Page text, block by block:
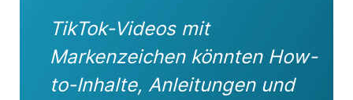
TikTok-Videos mit
Markenzeichen könnten How-
to-Inhalte, Anleitungen und